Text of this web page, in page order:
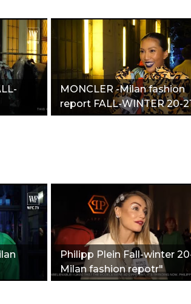
MONCLER -Milan fashion
report FALL-WINTER 20-
Philipp Plein Fall-winter
Milan fashion repotr"